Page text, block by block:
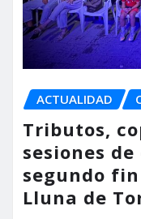
ACTUALIDAD
Tributos,
sesiones
segundo fin
Lluna de